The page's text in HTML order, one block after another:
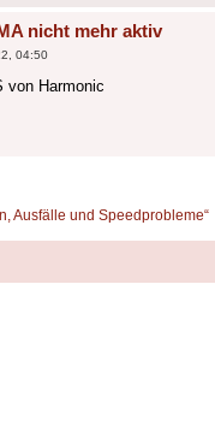
nicht mehr aktiv
04:50
von Harmonic
Ausfälle und Speedprobleme“